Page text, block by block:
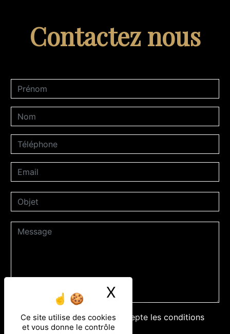
Ce site utilise des cookies
et vous donne le contrôle
X
Contactez nous
En cochant cette case, j'accepte les conditions
particulières ci-dessous **